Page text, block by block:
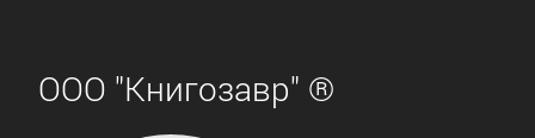
ООО "Книгозавр" ®